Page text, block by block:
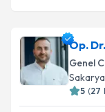
Op.
Genel
Sakarya
5 (27